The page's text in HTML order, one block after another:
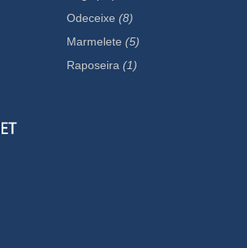
Odeceixe(8)
Marmelete(5)
Raposeira(1)